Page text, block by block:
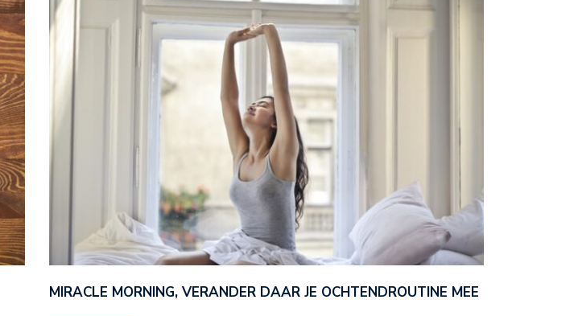
MIRACLE MORNING, VERANDER DAAR JE OCHTENDROUTINE MEE